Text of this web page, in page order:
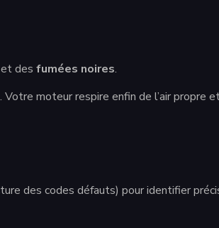
et des fumées noires.
moteur respire enfin de l’air propre
des codes défauts) pour identifier